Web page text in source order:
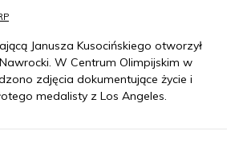
Janusza Kusocińskiego otworzył
W Centrum Olimpijskim w
zdjęcia dokumentujące życie i
medalisty z Los Angeles.